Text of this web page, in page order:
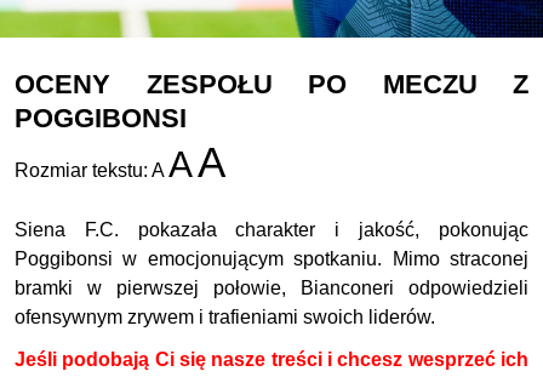
OCENY ZESPOŁU PO MECZU Z
POGGIBONSI
Rozmiar tekstu: A AA
Siena F.C. pokazała charakter i jakość, pokonując
Poggibonsi w emocjonującym spotkaniu. Mimo straconej
bramki w pierwszej połowie, Bianconeri odpowiedzieli
ofensywnym zrywem i trafieniami swoich liderów.
Jeśli podobają Ci się nasze treści i chcesz wesprzeć ich